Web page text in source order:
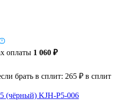
оплаты 1 060 ₽
брать в сплит: 265 ₽ в сплит
(чёрный) KJH-P5-006